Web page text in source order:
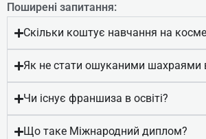
Детальніше
Поширені запитання:
Скільки коштує навчання на
Як не стати ошуканими шахраями в
Чи існує франшиза в освіті?
Що таке Міжнародний диплом?